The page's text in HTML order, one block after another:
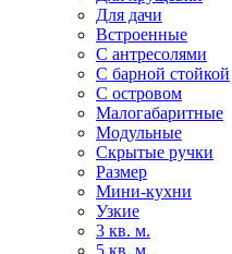
Для дачи
Встроенные
С антресолями
С барной стойкой
С островом
Малогабаритные
Модульные
Скрытые ручки
Размер
Мини-кухни
Узкие
3 кв. м.
5 кв. м.